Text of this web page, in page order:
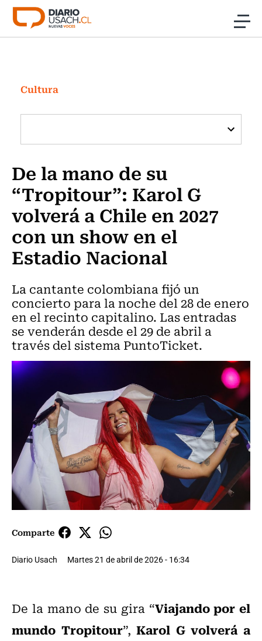
Click acá para ir directamente al contenido
Investigación
Cultura
Programas Radio y TV Usach
Cultura
De la mano de su
“Tropitour”: Karol G
volverá a Chile en 2027
con un show en el
Estadio Nacional
La cantante colombiana fijó un
concierto para la noche del 28 de enero
en el recinto capitalino. Las entradas
se venderán desde el 29 de abril a
través del sistema PuntoTicket.
Comparte
Diario Usach Martes 21 de abril de 2026 - 16:34
De la mano de su gira “Viajando por el
mundo Tropitour”,Karol G volverá a